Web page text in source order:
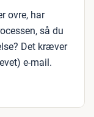
ovre, har
så du
Det kræver
e-mail.